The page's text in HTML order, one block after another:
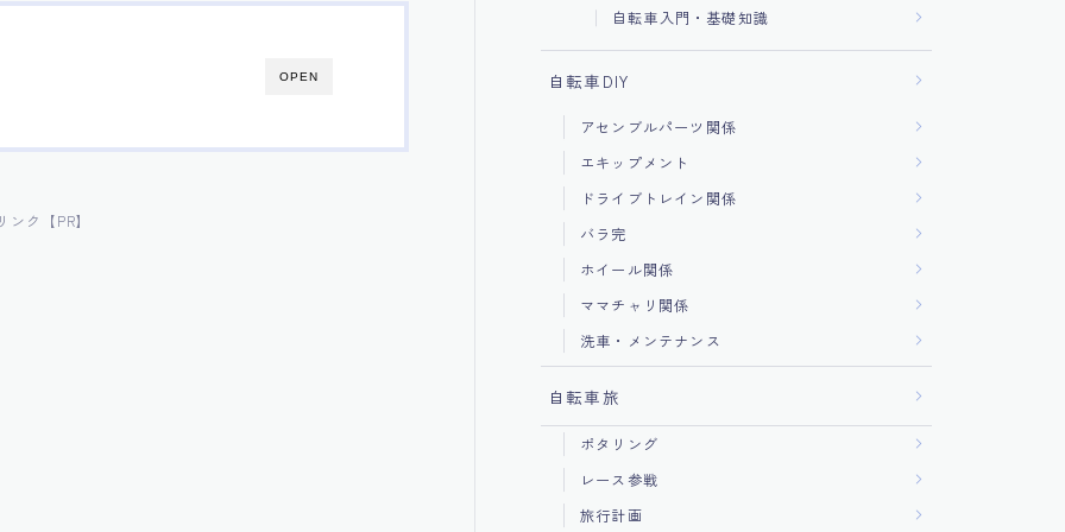
OPEN
ンク【PR】
自転車入門・基礎知識
自転車DIY
アセンブルパーツ関係
エキップメント
ドライブトレイン関係
バラ完
ホイール関係
ママチャリ関係
洗車・メンテナンス
自転車旅
ポタリング
レース参戦
旅行計画